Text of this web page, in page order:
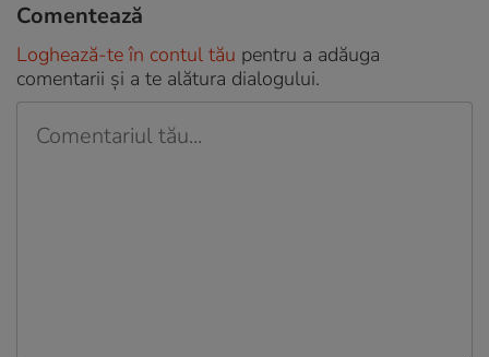
Comentează
Loghează-te în contul tău pentru a adăuga
comentarii și a te alătura dialogului.